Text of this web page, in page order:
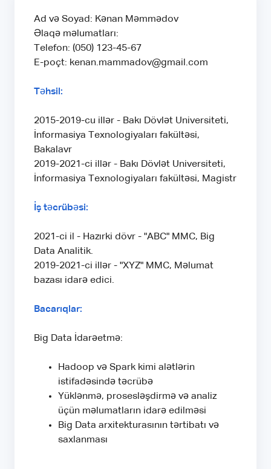
Ad və Soyad: Kənan Məmmədov
Əlaqə məlumatları:
Telefon: (050) 123-45-67
E-poçt: kenan.mammadov@gmail.com
Təhsil:
2015-2019-cu illər - Bakı Dövlət Universiteti,
İnformasiya Texnologiyaları fakültəsi,
Bakalavr
2019-2021-ci illər - Bakı Dövlət Universiteti,
İnformasiya Texnologiyaları fakültəsi, Magistr
İş təcrübəsi:
2021-ci il - Hazırki dövr - "ABC" MMC, Big
Data Analitik.
2019-2021-ci illər - "XYZ" MMC, Məlumat
bazası idarə edici.
Bacarıqlar:
Big Data İdarəetmə:
Hadoop və Spark kimi alətlərin
istifadəsində təcrübə
Yüklənmə, prosesləşdirmə və analiz
üçün məlumatların idarə edilməsi
Big Data arxitekturasının tərtibatı və
saxlanması